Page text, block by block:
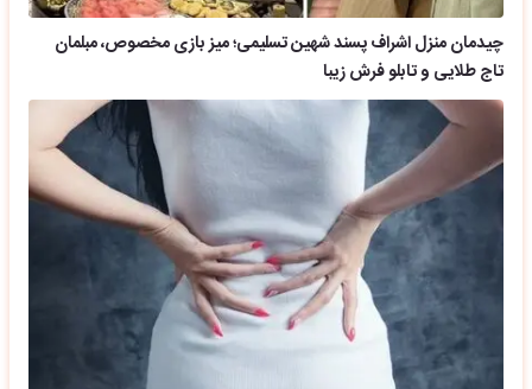
چیدمان منزل اشراف پسند شهین تسلیمی؛ میز بازی مخصوص، مبلمان
تاج طلایی و تابلو فرش زیبا